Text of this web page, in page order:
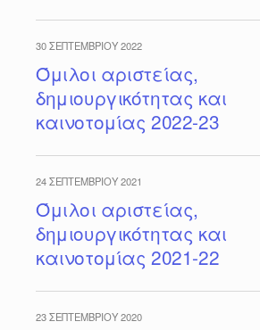
30 ΣΕΠΤΕΜΒΡΊΟΥ 2022
Όμιλοι αριστείας,
δημιουργικότητας και
καινοτομίας 2022-23
24 ΣΕΠΤΕΜΒΡΊΟΥ 2021
Όμιλοι αριστείας,
δημιουργικότητας και
καινοτομίας 2021-22
23 ΣΕΠΤΕΜΒΡΊΟΥ 2020